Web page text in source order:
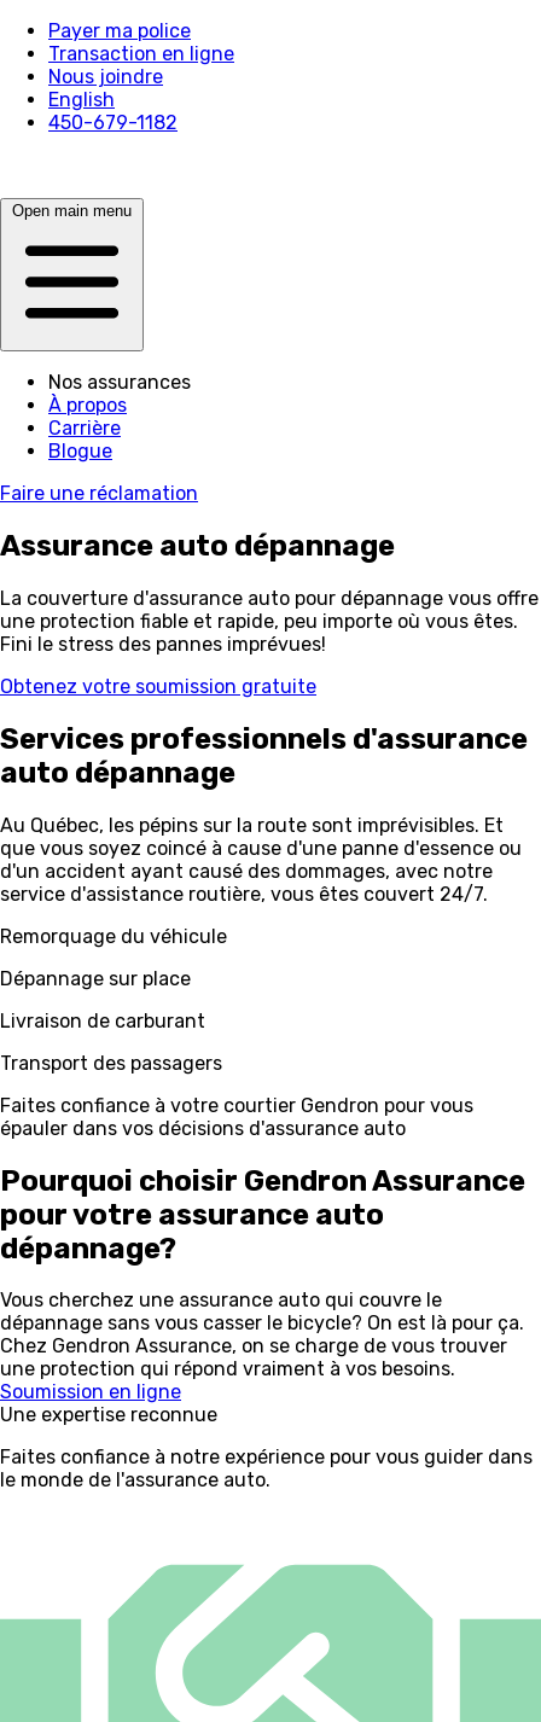
Payer ma police
Transaction en ligne
Nous joindre
English
450-679-1182
Open main menu
Nos assurances
À propos
Carrière
Blogue
Faire une réclamation
Assurance auto dépannage
La couverture d'assurance auto pour dépannage vous offre
une protection fiable et rapide, peu importe où vous êtes.
Fini le stress des pannes imprévues!
Obtenez votre soumission gratuite
Services professionnels d'assurance
auto dépannage
Au Québec, les pépins sur la route sont imprévisibles. Et
que vous soyez coincé à cause d'une panne d'essence ou
d'un accident ayant causé des dommages, avec notre
service d'assistance routière, vous êtes couvert 24/7.
Remorquage du véhicule
Dépannage sur place
Livraison de carburant
Transport des passagers
Faites confiance à votre courtier Gendron pour vous
épauler dans vos décisions d'assurance auto
Pourquoi choisir Gendron Assurance
pour votre assurance auto
dépannage?
Vous cherchez une assurance auto qui couvre le
dépannage sans vous casser le bicycle? On est là pour ça.
Chez Gendron Assurance, on se charge de vous trouver
une protection qui répond vraiment à vos besoins.
Soumission en ligne
Une expertise reconnue
Faites confiance à notre expérience pour vous guider dans
le monde de l'assurance auto.